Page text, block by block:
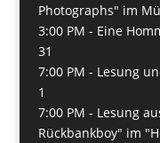
Photographs" im
3:00 PM - Eine
31
7:00 PM - Lesung
1
7:00 PM - Lesung
Rückbankboy" im